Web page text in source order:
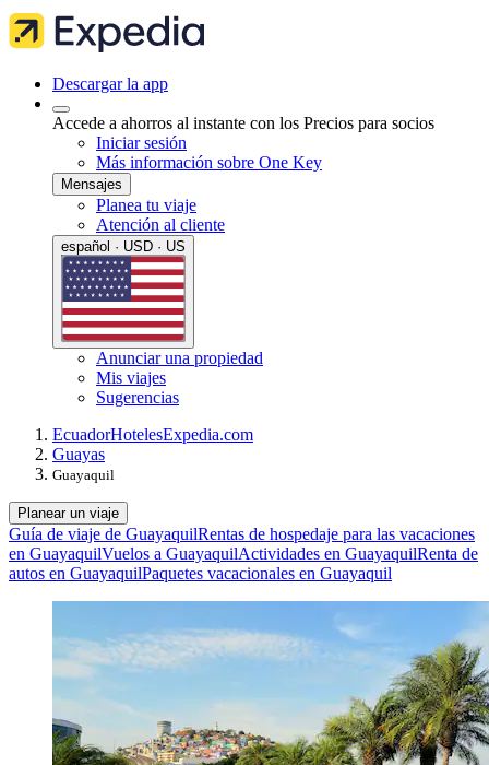
Descargar la app
Accede a ahorros al instante con los Precios para socios
Iniciar sesión
Más información sobre One Key
Mensajes
Planea tu viaje
Atención al cliente
español · USD · US
Anunciar una propiedad
Mis viajes
Sugerencias
EcuadorHotelesExpedia.com
Guayas
Guayaquil
Planear un viaje
Guía de viaje de GuayaquilRentas de hospedaje para las vacaciones
en GuayaquilVuelos a GuayaquilActividades en GuayaquilRenta de
autos en GuayaquilPaquetes vacacionales en Guayaquil